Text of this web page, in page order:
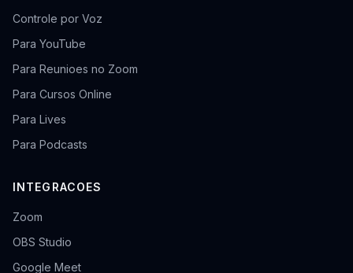
Controle por Voz
Para YouTube
Para Reunioes no Zoom
Para Cursos Online
Para Lives
Para Podcasts
INTEGRACOES
Zoom
OBS Studio
Google Meet